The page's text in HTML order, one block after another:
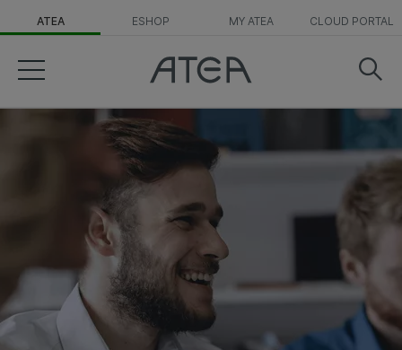
ATEA ESHOP MY ATEA CLOUD PORTAL